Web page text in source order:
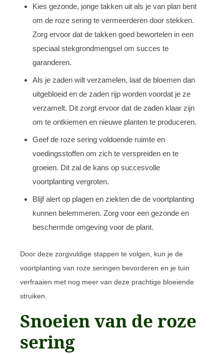
Kies gezonde, jonge takken uit als je van plan bent
om de roze sering te vermeerderen door stekken.
Zorg ervoor dat de takken goed bewortelen in een
speciaal stekgrondmengsel om succes te
garanderen.
Als je zaden wilt verzamelen, laat de bloemen dan
uitgebloeid en de zaden rijp worden voordat je ze
verzamelt. Dit zorgt ervoor dat de zaden klaar zijn
om te ontkiemen en nieuwe planten te produceren.
Geef de roze sering voldoende ruimte en
voedingsstoffen om zich te verspreiden en te
groeien. Dit zal de kans op succesvolle
voortplanting vergroten.
Blijf alert op plagen en ziekten die de voortplanting
kunnen belemmeren. Zorg voor een gezonde en
beschermde omgeving voor de plant.
Door deze zorgvuldige stappen te volgen, kun je de
voortplanting van roze seringen bevorderen en je tuin
verfraaien met nog meer van deze prachtige bloeiende
struiken.
Snoeien van de roze
sering